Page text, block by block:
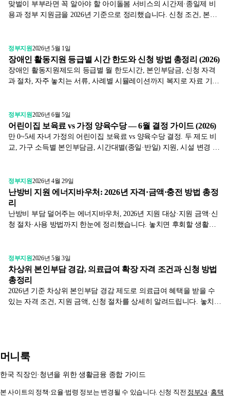
맞벌이 부부라면 꼭 알아야 할 아이돌봄 서비스의 시간제·종일제 비
용과 정부 지원금을 2026년 기준으로 정리했습니다. 신청 조건, 본인
정부지원2026년 5월 1일
장애인 활동지원 등급별 시간 한도와 신청 방법 총정리 (2026)
장애인 활동지원제도의 등급별 월 한도시간, 본인부담금, 신청 자격
과 절차, 자주 놓치는 서류, 사례별 시뮬레이션까지 복지로 자료 기반
정부지원2026년 6월 5일
어린이집 보육료 vs 가정 양육수당 — 6월 결정 가이드 (2026)
만 0~5세 자녀 가정의 어린이집 보육료 vs 양육수당 결정. 두 제도 비
교, 가구 소득별 본인부담금, 시간대별(종일·반일) 지원, 시설 변경 시
정부지원2026년 4월 29일
난방비 지원 에너지바우처: 2026년 자격·금액·충전 방법 총정
리
난방비 부담 덜어주는 에너지바우처, 2026년 지원 대상·지원 금액·신
청 절차·사용 방법까지 한눈에 정리했습니다. 놓치면 후회할 생활금
정부지원2026년 5월 3일
차상위 본인부담 경감, 의료급여 확장 자격 조건과 신청 방법
총정리
2026년 기준 차상위 본인부담 경감 제도로 의료급여 혜택을 받을 수
있는 자격 조건, 지원 금액, 신청 절차를 상세히 알려드립니다. 놓치기
머니룩
한국 직장인·청년을 위한 생활금융 종합 가이드
본 사이트의 정책·요율·법령 정보는 변경될 수 있습니다. 신청 직전 정부24· 홈택